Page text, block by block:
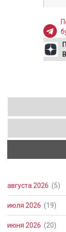
августа 2026 (5)
июля 2026 (19)
июня 2026 (20)